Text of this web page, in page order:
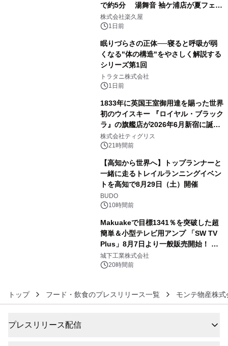
で約5分 湯舞音 袖ケ浦店が夏フェア
メニューを提供
株式会社楽久屋
1日前
眠りづらさの正体──寝ると呼吸が弱
くなる"体の構造"をやさしく解説する
シリーズ第1回
トラタニ株式会社
1日前
1833年に英国王室御用達を賜った世界
初のウイスキー 『ロイヤル・ブラック
ラ』の旗艦店が2026年6月新宿に誕
生 バカルディ ジャパンと連携した
没入型バー「BAR Arca」
株式会社ティグリス
21時間前
【高知から世界へ】トップランナーと
一緒に走るトレイルランニングイベン
トを高知で8月29日（土）開催
BUDO
10時間前
Makuakeで目標1341％を突破した超
簡単＆小型テレビ用アンプ 「SW TV
Plus」8月7日より一般販売開始！ ケ
ーブル1本つなぐだけ、テレビの音が
ぐっと豊かに
城下工業株式会社
20時間前
トップ フード・飲食のプレスリリース一覧 モンテ物産株式
プレスリリース配信